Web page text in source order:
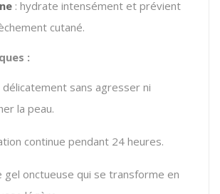
: hydrate intensément et prévient
cutané.
:
sans agresser ni
la peau.
continue pendant 24 heures.
gel onctueuse qui se transforme en